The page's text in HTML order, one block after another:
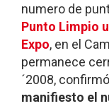
numero de
Punto Limpio
Expo, en el
permanece
´2008,
manifiesto el